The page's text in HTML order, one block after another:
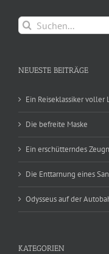
Suche
nach:
NEUESTE BEITRÄGE
Ein Reiseklassiker
Die befreite Maske
Ein erschütterndes
Die Enttarnung eines
Odysseus auf der
KATEGORIEN